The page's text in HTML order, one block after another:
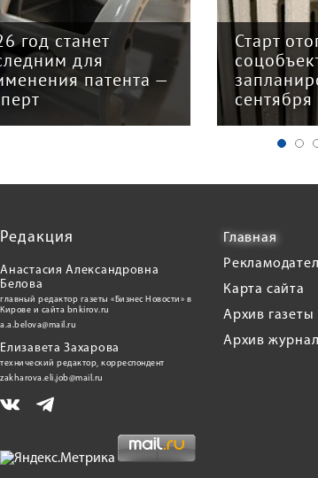
год станет
для
патента —
Старт
сентября
Редакция
Анастасия Александровна
Белова
главный редактор газеты «Бизнес Новости» в
Кирове и сайта bnkirov.ru
a.a.belova@mail.ru
Елизавета Захарова
технический редактор, корреспондент
zakharova.eli.job@mail.ru
Главная
Карта сайта
Архив газеты
Архив